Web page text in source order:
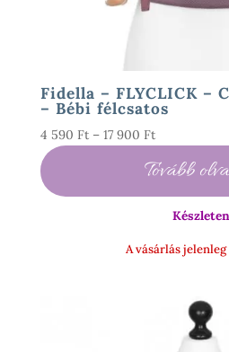
Fidella – FLYCLICK –
– Bébi félcsatos
4 590 Ft – 17 900 FtÁrtartomány:
590 Ft
-
Tovább
Készleten
A vásárlás